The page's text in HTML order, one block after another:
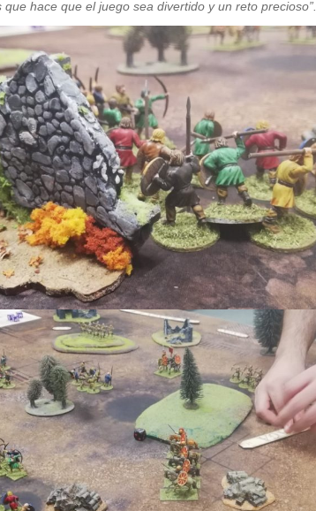
que hace que el juego sea divertido y un reto precioso”.